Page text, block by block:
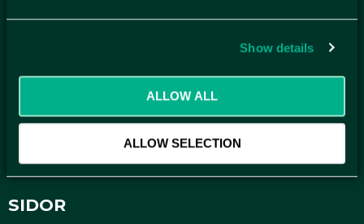
Show details
ALLOW ALL
ALLOW SELECTION
handla smartare helt enkelt.
Köpvillkor
SIDOR